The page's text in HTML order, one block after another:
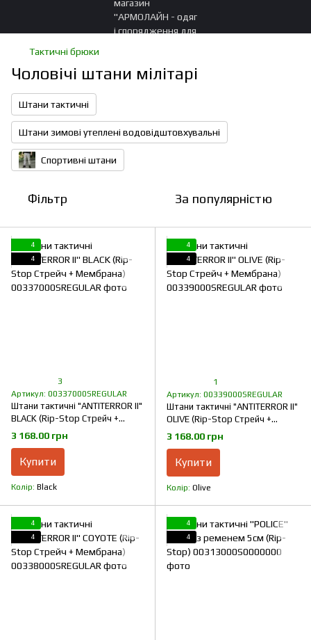
Тактичні брюки
Чоловічі штани мілітарі
Штани тактичні
Штани зимові утеплені водовідштовхувальні
Спортивні штани
Фільтр За популярністю
4
4
3
Артикул: 00337000SREGULAR
Штани тактичні "ANTITERROR II"
BLACK (Rip-Stop Стрейч +
Мембрана)
3 168.00 грн
Купити
Колір Black
4
4
1
Артикул: 00339000SREGULAR
Штани тактичні "ANTITERROR II"
OLIVE (Rip-Stop Стрейч +
Мембрана)
3 168.00 грн
Купити
Колір Olive
4
4
4
4